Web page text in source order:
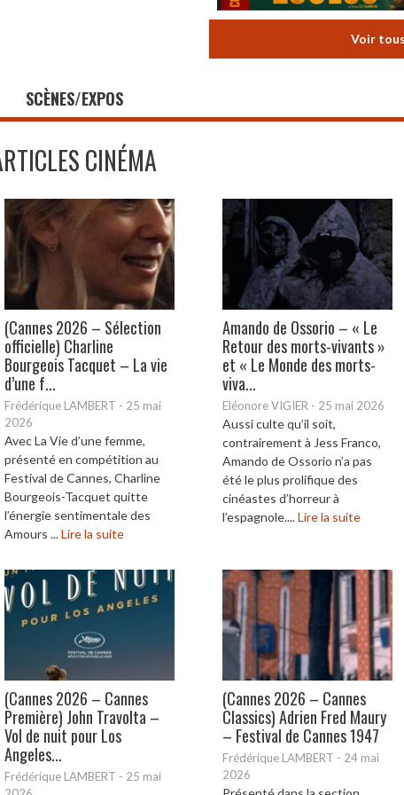
Voir
SCÈNES/EXPOS
CINÉMA
(Cannes 2026 – Sélection
officielle) Charline
Bourgeois Tacquet – La vie
d’une f...
Frédérique LAMBERT - 25 mai
2026
Avec La Vie d’une femme,
présenté en compétition au
Festival de Cannes, Charline
Bourgeois-Tacquet quitte
l’énergie sentimentale des
Amours ...Lire la suite
Amando de Ossorio – « Le
Retour des morts-vivants »
et « Le Monde des morts-
viva...
Eléonore VIGIER - 25 mai 2026
Aussi culte qu’il soit,
contrairement à Jess Franco,
Amando de Ossorio n’a pas
été le plus prolifique des
cinéastes d’horreur à
l’espagnole....Lire la suite
(Cannes 2026 – Cannes
Première) John Travolta –
Vol de nuit pour Los
Angeles...
Frédérique LAMBERT - 25 mai
(Cannes 2026 – Cannes
Classics) Adrien Fred Maury
– Festival de Cannes 1947
Frédérique LAMBERT - 24 mai
2026